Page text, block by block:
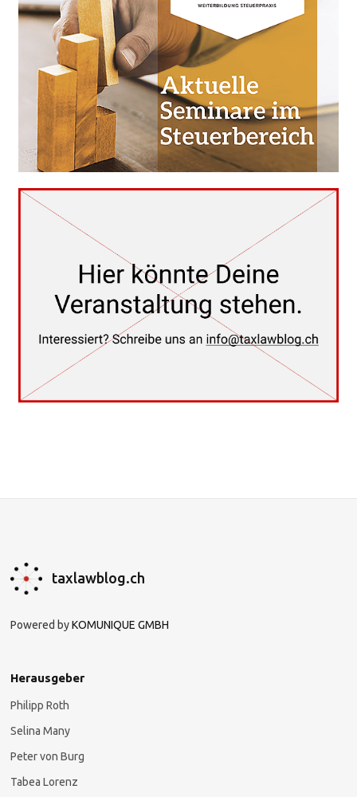
taxlawblog.ch
Powered byKOMUNIQUE GMBH
Herausgeber
Philipp Roth
Selina Many
Peter von Burg
Tabea Lorenz